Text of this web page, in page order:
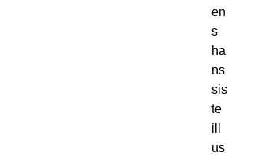
en
s
ha
ns
sis
te
ill
us